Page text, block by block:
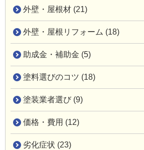
外壁・屋根材 (21)
外壁・屋根リフォーム (18)
助成金・補助金 (5)
塗料選びのコツ (18)
塗装業者選び (9)
価格・費用 (12)
劣化症状 (23)